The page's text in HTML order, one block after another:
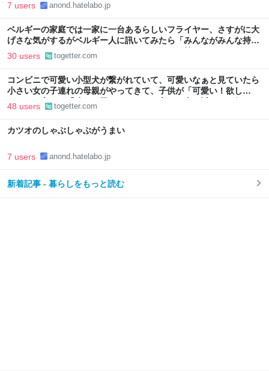
7 users anond.hatelabo.jp
ベルギーの家庭では一家に一台あるらしいフライヤー、さすがに大
げさな気がするがベルギー人に訊いてみたら「みんながみんな持っ
てるわけやないで。うちにはあるけどな」とか答えるんだろうな
30 users togetter.com
コンビニで可愛い小型犬が繋がれていて、可愛いなぁと見ていたら
小さい女の子連れの母親がやってきて、子供が「可愛い！欲し
い！」と言うと「連れて帰ろうか？」と言って犬に近づいて行った
48 users togetter.com
カツオのしゃぶしゃぶがうまい
7 users anond.hatelabo.jp
新着記事 - 暮らしをもっと読む